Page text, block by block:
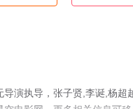
演执导，张子贤,李诞,杨